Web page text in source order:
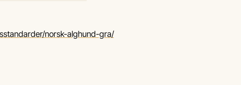
norsk-alghund-gra/